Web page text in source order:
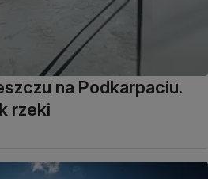
na Podkarpaciu.
rzeki